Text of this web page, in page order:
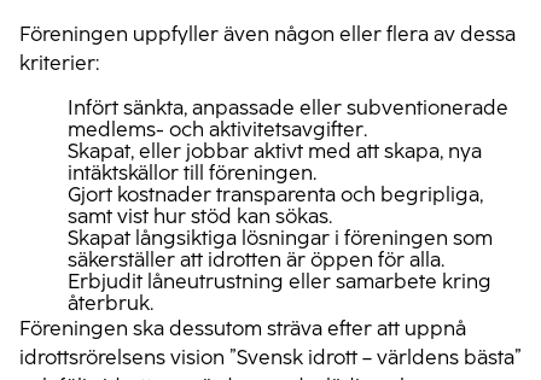
Föreningen uppfyller även någon eller flera av dessa
kriterier:
Infört sänkta, anpassade eller subventionerade
medlems- och aktivitetsavgifter.
Skapat, eller jobbar aktivt med att skapa, nya
intäktskällor till föreningen.
Gjort kostnader transparenta och begripliga,
samt vist hur stöd kan sökas.
Skapat långsiktiga lösningar i föreningen som
säkerställer att idrotten är öppen för alla.
Erbjudit låneutrustning eller samarbete kring
återbruk.
Föreningen ska dessutom sträva efter att uppnå
idrottsrörelsens vision ”Svensk idrott – världens bästa”